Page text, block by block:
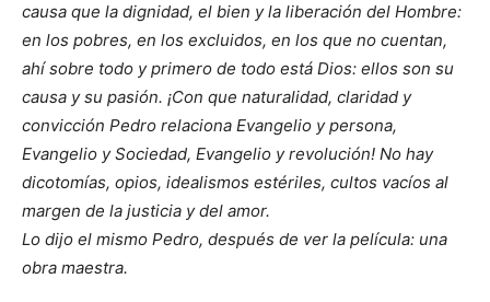
causa que la dignidad, el bien y la liberación del Hombre:
en los pobres, en los excluidos, en los que no cuentan,
ahí sobre todo y primero de todo está Dios: ellos son su
causa y su pasión. ¡Con que naturalidad, claridad y
convicción Pedro relaciona Evangelio y persona,
Evangelio y Sociedad, Evangelio y revolución! No hay
dicotomías, opios, idealismos estériles, cultos vacíos al
margen de la justicia y del amor.
Lo dijo el mismo Pedro, después de ver la película: una
obra maestra.